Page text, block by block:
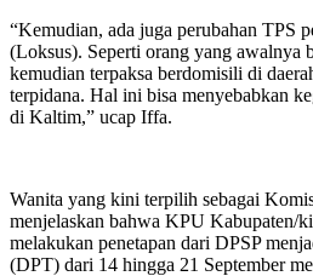
“Kemudian, ada juga perubahan TPS
(Loksus). Seperti orang yang awalnya
kemudian terpaksa berdomisili di
terpidana. Hal ini bisa menyebabkan
di Kaltim,” ucap Iffa.
Wanita yang kini terpilih sebagai
menjelaskan bahwa KPU Kabupaten/
melakukan penetapan dari DPSP
(DPT) dari 14 hingga 21 September